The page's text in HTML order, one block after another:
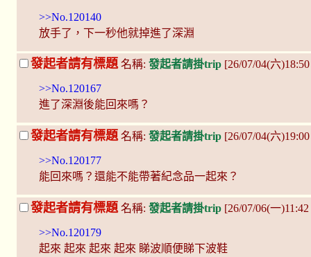
>>No.120140
放手了，下一秒他就掉進了深淵
發起者請有標題 名稱: 發起者請掛trip [26/07/04(六
>>No.120167
進了深淵後能回來嗎？
發起者請有標題 名稱: 發起者請掛trip [26/07/04(六
>>No.120177
能回來嗎？還能不能帶著紀念品一起來？
發起者請有標題 名稱: 發起者請掛trip [26/07/06(一
>>No.120179
起來 起來 起來 起來 睇波順便睇下波鞋